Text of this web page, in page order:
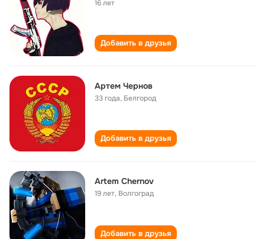
16 лет
Добавить в друзья
Артем Чернов
33 года, Белгород
Добавить в друзья
Artem Chernov
19 лет, Волгоград
Добавить в друзья